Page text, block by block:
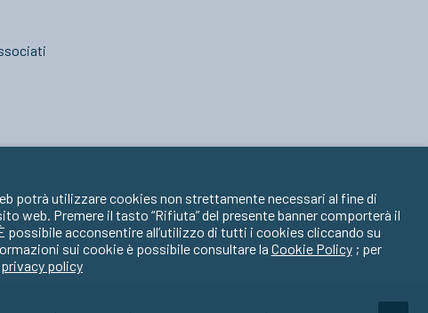
potrà utilizzare cookies non strettamente necessari al fine di
web. Premere il tasto “Rifiuta” del presente banner comporterà il
acconsentire all’utilizzo di tutti i cookies cliccando su
sui cookie è possibile consultare la Cookie Policy; per
privacy policy